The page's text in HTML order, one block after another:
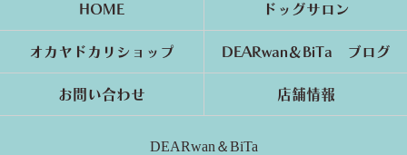
HOME ドッグサロン
オカヤドカリショップ DEARwan＆BiTa ブログ
お問い合わせ 店舗情報
DEARwan＆BiTa